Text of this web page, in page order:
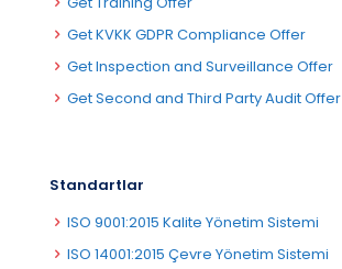
Get KVKK GDPR Compliance Offer
Get Inspection and Surveillance Offer
Get Second and Third Party Audit Offer
Standartlar
ISO 9001:2015 Kalite Yönetim Sistemi
ISO 14001:2015 Çevre Yönetim Sistemi